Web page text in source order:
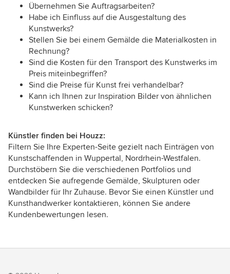
Übernehmen Sie Auftragsarbeiten?
Habe ich Einfluss auf die Ausgestaltung des
Kunstwerks?
Stellen Sie bei einem Gemälde die Materialkosten in
Rechnung?
Sind die Kosten für den Transport des Kunstwerks im
Preis miteinbegriffen?
Sind die Preise für Kunst frei verhandelbar?
Kann ich Ihnen zur Inspiration Bilder von ähnlichen
Kunstwerken schicken?
Künstler finden bei Houzz:
Filtern Sie Ihre Experten-Seite gezielt nach Einträgen von
Kunstschaffenden in Wuppertal, Nordrhein-Westfalen.
Durchstöbern Sie die verschiedenen Portfolios und
entdecken Sie aufregende Gemälde, Skulpturen oder
Wandbilder für Ihr Zuhause. Bevor Sie einen Künstler und
Kunsthandwerker kontaktieren, können Sie andere
Kundenbewertungen lesen.